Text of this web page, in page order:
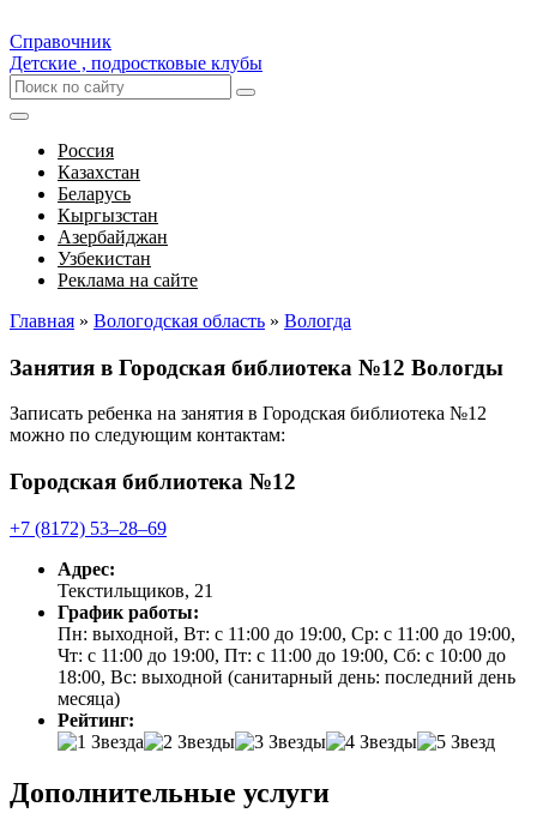
Справочник
Детские , подростковые клубы
Россия
Казахстан
Беларусь
Кыргызстан
Азербайджан
Узбекистан
Реклама на сайте
Главная » Вологодская область » Вологда
Занятия в Городская библиотека №12 Вологды
Записать ребенка на занятия в Городская библиотека №12
можно по следующим контактам:
Городская библиотека №12
+7 (8172) 53‒28‒69
Адрес:
Текстильщиков, 21
График работы:
Пн: выходной, Вт: с 11:00 до 19:00, Ср: с 11:00 до 19:00,
Чт: с 11:00 до 19:00, Пт: с 11:00 до 19:00, Сб: с 10:00 до
18:00, Вс: выходной (санитарный день: последний день
месяца)
Рейтинг:
Дополнительные услуги